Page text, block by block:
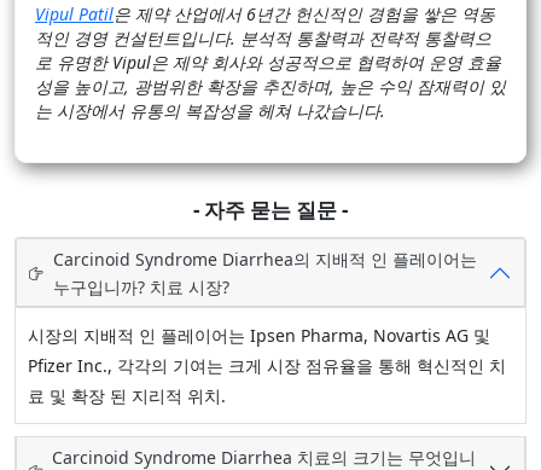
Vipul Patil은 제약 산업에서 6년간 헌신적인 경험을 쌓은 역동
적인 경영 컨설턴트입니다. 분석적 통찰력과 전략적 통찰력으
로 유명한 Vipul은 제약 회사와 성공적으로 협력하여 운영 효율
성을 높이고, 광범위한 확장을 추진하며, 높은 수익 잠재력이 있
는 시장에서 유통의 복잡성을 헤쳐 나갔습니다.
- 자주 묻는 질문 -
Carcinoid Syndrome Diarrhea의 지배적 인 플레이어는
누구입니까? 치료 시장?
시장의 지배적 인 플레이어는 Ipsen Pharma, Novartis AG 및
Pfizer Inc., 각각의 기여는 크게 시장 점유율을 통해 혁신적인 치
료 및 확장 된 지리적 위치.
Carcinoid Syndrome Diarrhea 치료의 크기는 무엇입니